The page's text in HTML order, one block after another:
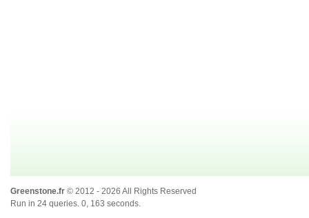
Greenstone.fr © 2012 - 2026 All Rights Reserved
Run in 24 queries. 0, 163 seconds.